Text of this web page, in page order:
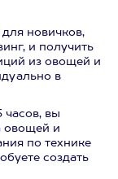
новичков,
и получить
из овощей и
в
часов, вы
овощей и
по технике
создать